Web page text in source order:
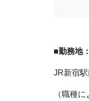
■勤務地
JR新宿
（職種